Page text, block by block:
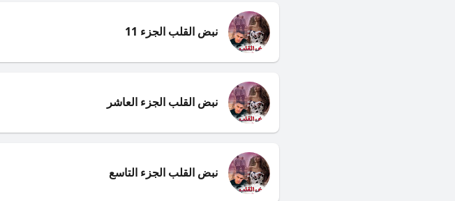
نبض القلب الجزء 11
نبض القلب الجزء العاشر
نبض القلب الجزء التاسع